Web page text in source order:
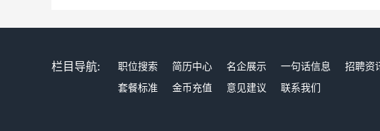
栏目导航: 职位搜索 简历中心 名企展示 一句话信息 招聘资
套餐标准
金币充值 意见建议 联系我们